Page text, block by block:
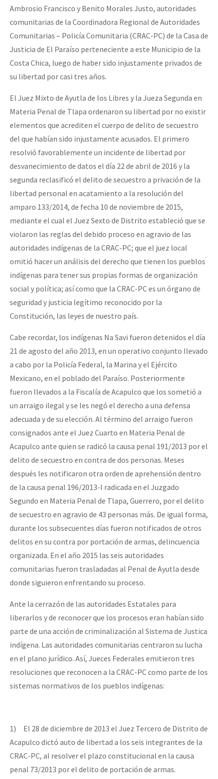
Libros para descargar
Medios Libres
COVID-19
Eventos
Ambrosio Francisco y Benito Morales Justo, autoridades
comunitarias de la Coordinadora Regional de Autoridades
Comunitarias – Policía Comunitaria (CRAC-PC) de la Casa de
Justicia de El Paraíso perteneciente a este Municipio de la
Costa Chica, luego de haber sido injustamente privados de
su libertad por casi tres años.
El Juez Mixto de Ayutla de los Libres y la Jueza Segunda en
Materia Penal de Tlapa ordenaron su libertad por no existir
elementos que acrediten el cuerpo de delito de secuestro
del que habían sido injustamente acusados. El primero
resolvió favorablemente un incidente de libertad por
desvanecimiento de datos el día 22 de abril de 2016 y la
segunda reclasificó el delito de secuestro a privación de la
libertad personal en acatamiento a la resolución del
amparo 133/2014, de fecha 10 de noviembre de 2015,
mediante el cual el Juez Sexto de Distrito estableció que se
violaron las reglas del debido proceso en agravio de las
autoridades indígenas de la CRAC-PC; que el juez local
omitió hacer un análisis del derecho que tienen los pueblos
indígenas para tener sus propias formas de organización
social y política; así como que la CRAC-PC es un órgano de
seguridad y justicia legítimo reconocido por la
Constitución, las leyes de nuestro país.
Cabe recordar, los indígenas Na Savi fueron detenidos el día
21 de agosto del año 2013, en un operativo conjunto llevado
a cabo por la Policía Federal, la Marina y el Ejército
Mexicano, en el poblado del Paraíso. Posteriormente
fueron llevados a la Fiscalía de Acapulco que los sometió a
un arraigo ilegal y se les negó el derecho a una defensa
adecuada y de su elección. Al término del arraigo fueron
consignados ante el Juez Cuarto en Materia Penal de
Acapulco ante quien se radicó la causa penal 191/2013 por el
delito de secuestro en contra de dos personas. Meses
después les notificaron otra orden de aprehensión dentro
de la causa penal 196/2013-I radicada en el Juzgado
Segundo en Materia Penal de Tlapa, Guerrero, por el delito
de secuestro en agravio de 43 personas más. De igual forma,
durante los subsecuentes días fueron notificados de otros
delitos en su contra por portación de armas, delincuencia
organizada. En el año 2015 las seis autoridades
comunitarias fueron trasladadas al Penal de Ayutla desde
donde siguieron enfrentando su proceso.
Ante la cerrazón de las autoridades Estatales para
liberarlos y de reconocer que los procesos eran habían sido
parte de una acción de criminalización al Sistema de Justica
indígena. Las autoridades comunitarias centraron su lucha
en el plano jurídico. Así, Jueces Federales emitieron tres
resoluciones que reconocen a la CRAC-PC como parte de los
sistemas normativos de los pueblos indígenas:
1) El 28 de diciembre de 2013 el Juez Tercero de Distrito de
Acapulco dictó auto de libertad a los seis integrantes de la
CRAC-PC, al resolver el plazo constitucional en la causa
penal 73/2013 por el delito de portación de armas.